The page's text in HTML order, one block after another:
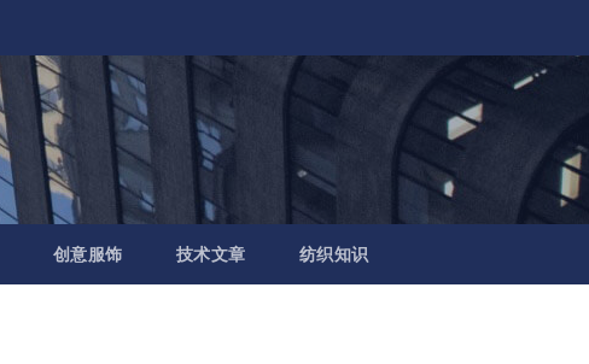
创意服饰 技术文章 纺织知识